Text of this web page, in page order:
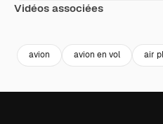
Vidéos associées
avion avion en vol air